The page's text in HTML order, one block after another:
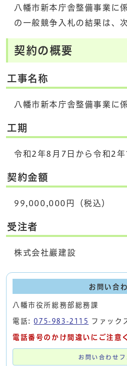
八幡市新本庁舎整備事業に
の一般競争入札の結果は、
契約の概要
工事名称
八幡市新本庁舎整備事業に
工期
令和2年8月7日から令和2
契約金額
99,000,000円（税込）
受注者
株式会社巖建設
お問い合
八幡市役所総務部総務課
電話:075-983-2115 ファッ
電話番号のかけ間違いにご注意
お問い合わせフ